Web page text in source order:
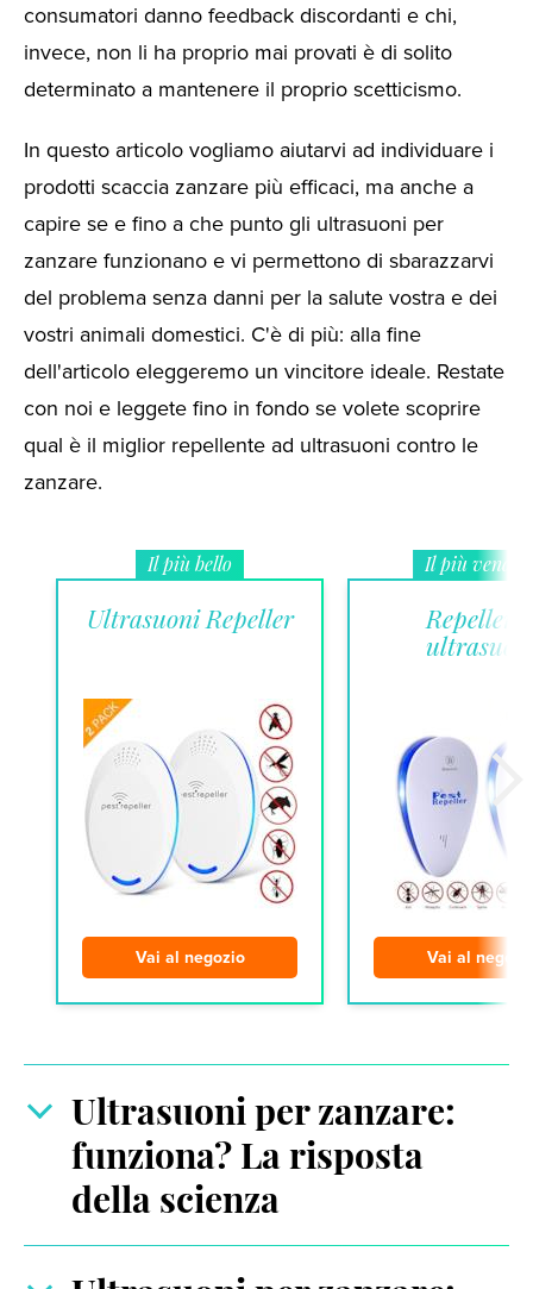
consumatori danno feedback discordanti e chi,
invece, non li ha proprio mai provati è di solito
determinato a mantenere il proprio scetticismo.
In questo articolo vogliamo aiutarvi ad individuare i
prodotti scaccia zanzare più efficaci, ma anche a
capire se e fino a che punto gli ultrasuoni per
zanzare funzionano e vi permettono di sbarazzarvi
del problema senza danni per la salute vostra e dei
vostri animali domestici. C'è di più: alla fine
dell'articolo eleggeremo un vincitore ideale. Restate
con noi e leggete fino in fondo se volete scoprire
qual è il miglior repellente ad ultrasuoni contro le
zanzare.
Ultrasuoni per zanzare:
funziona? La risposta
della scienza
Il più bello
Ultrasuoni Repeller
Vai al negozio
Il più
Vai al